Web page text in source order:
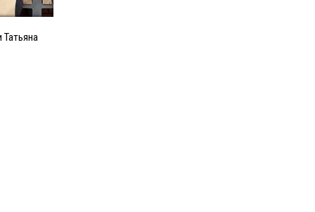
Татьяна